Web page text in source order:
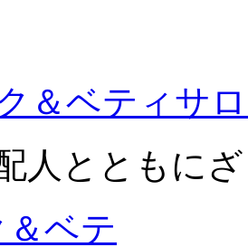
＆ベティサ
人とともに